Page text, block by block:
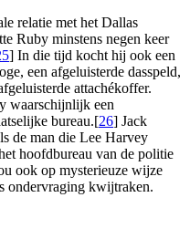
relatie met het Dallas
Ruby minstens negen keer
] In die tijd kocht hij ook een
een afgeluisterde dasspeld,
attachékoffer.
waarschijnlijk een
bureau.[26] Jack
de man die Lee Harvey
hoofdbureau van de politie
ook op mysterieuze wijze
ondervraging kwijtraken.